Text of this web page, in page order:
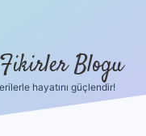
Blogu
hayatını güçlendir!